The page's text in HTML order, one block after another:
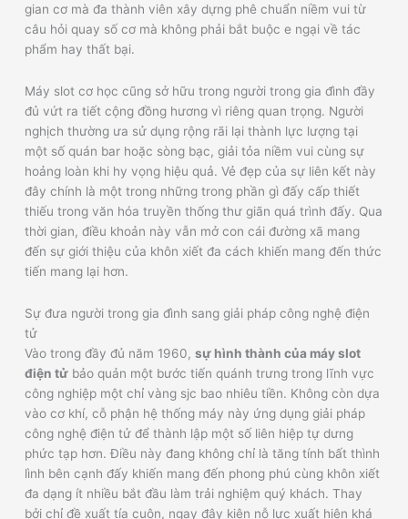
gian cơ mà đa thành viên xây dựng phê chuẩn niềm vui từ
câu hỏi quay số cơ mà không phải bắt buộc e ngại về tác
phẩm hay thất bại.
Máy slot cơ học cũng sở hữu trong người trong gia đình đầy
đủ vứt ra tiết cộng đồng hương vì riêng quan trọng. Người
nghịch thường ưa sử dụng rộng rãi lại thành lực lượng tại
một số quán bar hoặc sòng bạc, giải tỏa niềm vui cùng sự
hoảng loàn khi hy vọng hiệu quả. Vẻ đẹp của sự liên kết này
đây chính là một trong những trong phần gì đấy cấp thiết
thiếu trong văn hóa truyền thống thư giãn quá trình đấy. Qua
thời gian, điều khoản này vẫn mở con cái đường xã mang
đến sự giới thiệu của khôn xiết đa cách khiến mang đến thức
tiến mang lại hơn.
Sự đưa người trong gia đình sang giải pháp công nghệ điện
tử
Vào trong đầy đủ năm 1960,sự hình thành của máy slot
điện tử bảo quản một bước tiến quánh trưng trong lĩnh vực
công nghiệp một chỉ vàng sjc bao nhiêu tiền. Không còn dựa
vào cơ khí, cỗ phận hệ thống máy này ứng dụng giải pháp
công nghệ điện tử để thành lập một số liên hiệp tự dưng
phức tạp hơn. Điều này đang không chỉ là tăng tính bất thình
lình bên cạnh đấy khiến mang đến phong phú cùng khôn xiết
đa dạng ít nhiều bắt đầu làm trải nghiệm quý khách. Thay
bởi chỉ đề xuất tía cuộn, ngay đây kiên nỗ lực xuất hiện khá